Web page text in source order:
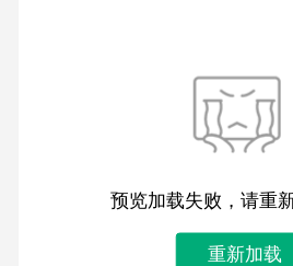
预览加载失败，请重
重新加载